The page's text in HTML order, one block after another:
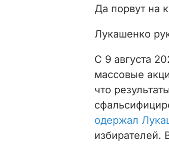
Да порвут на
Лукашенко
С 9 августа
массовые
что
одержал
избирателей.